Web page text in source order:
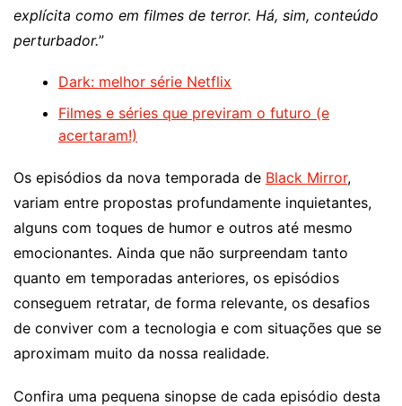
explícita como em filmes de terror. Há, sim, conteúdo
perturbador.”
Dark: melhor série Netflix
Filmes e séries que previram o futuro (e
acertaram!)
Os episódios da nova temporada de Black Mirror,
variam entre propostas profundamente inquietantes,
alguns com toques de humor e outros até mesmo
emocionantes. Ainda que não surpreendam tanto
quanto em temporadas anteriores, os episódios
conseguem retratar, de forma relevante, os desafios
de conviver com a tecnologia e com situações que se
aproximam muito da nossa realidade.
Confira uma pequena sinopse de cada episódio desta